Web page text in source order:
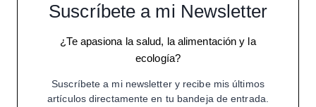
Suscríbete a mi Newsletter
¿Te apasiona la salud, la alimentación y la
ecología?
Suscríbete a mi newsletter y recibe mis últimos
artículos directamente en tu bandeja de entrada.